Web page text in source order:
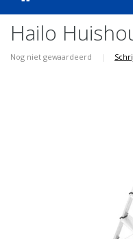
Hailo
Nog niet gewaardeerd |